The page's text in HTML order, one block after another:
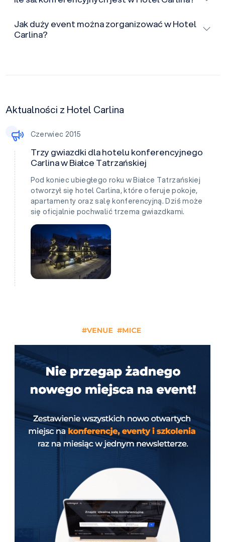
Jak duży event można zorganizować w Hotel
Carlina?
Aktualności z Hotel Carlina
Czerwiec 2015
Trzy gwiazdki dla hotelu konferencyjnego
Carlina w Białce Tatrzańskiej
Pod koniec ubiegłego roku w Białce Tatrzańskiej
otworzył się hotel Carlina, które oferuje pokoje,
apartamenty oraz salę konferencyjną. Dziś może
się oficjalnie pochwalić trzema gwiazdkami.